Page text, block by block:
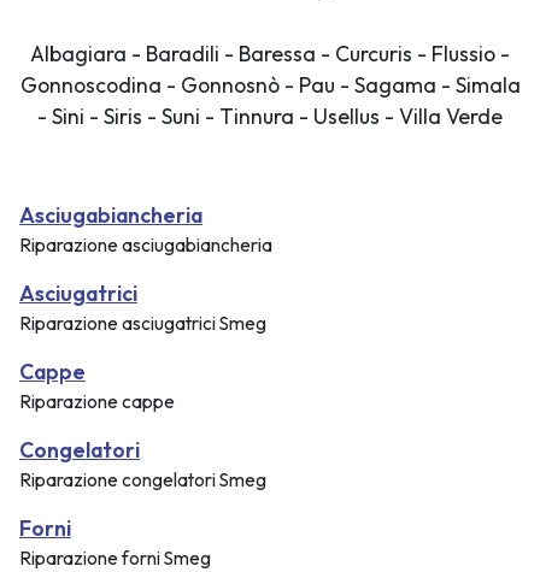
Albagiara - Baradili - Baressa - Curcuris - Flussio -
Gonnoscodina - Gonnosnò - Pau - Sagama - Simala
- Sini - Siris - Suni - Tinnura - Usellus - Villa Verde
Asciugabiancheria
Riparazione asciugabiancheria
Asciugatrici
Riparazione asciugatrici Smeg
Cappe
Riparazione cappe
Congelatori
Riparazione congelatori Smeg
Forni
Riparazione forni Smeg